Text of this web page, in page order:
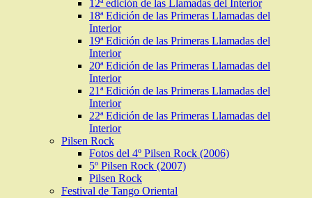
12ª edición de las Llamadas del Interior
18ª Edición de las Primeras Llamadas del
Interior
19ª Edición de las Primeras Llamadas del
Interior
20ª Edición de las Primeras Llamadas del
Interior
21ª Edición de las Primeras Llamadas del
Interior
22ª Edición de las Primeras Llamadas del
Interior
Pilsen Rock
Fotos del 4º Pilsen Rock (2006)
5º Pilsen Rock (2007)
Pilsen Rock
Festival de Tango Oriental